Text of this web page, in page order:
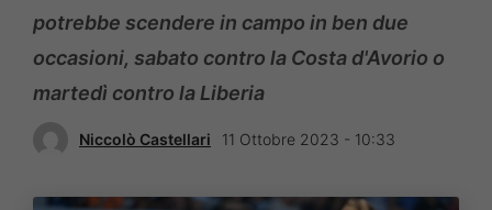
potrebbe scendere in campo in ben due
occasioni, sabato contro la Costa d'Avorio o
martedì contro la Liberia
Niccolò Castellari 11 Ottobre 2023 - 10:33